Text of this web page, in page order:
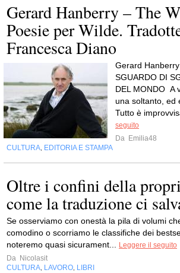
Gerard Hanberry – The
Poesie per Wilde.
Francesca Diano
Gerard
SGUARDO DI
DEL MONDO A
una soltanto, ed
Tutto è
seguito
Da Emilia48
CULTURA, EDITORIA E STAMPA
Oltre i confini della
come la traduzione ci
Se osserviamo con onestà la pila di volumi
comodino o scorriamo le classifiche dei
noteremo quasi sicurament... Leggere il seguito
Da Nicolasit
CULTURA, LAVORO, LIBRI